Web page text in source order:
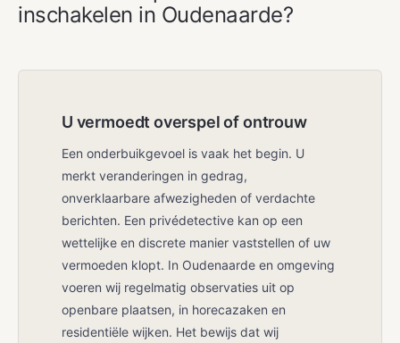
inschakelen in Oudenaarde?
U vermoedt overspel of ontrouw
Een onderbuikgevoel is vaak het begin. U
merkt veranderingen in gedrag,
onverklaarbare afwezigheden of verdachte
berichten. Een privédetective kan op een
wettelijke en discrete manier vaststellen of uw
vermoeden klopt. In Oudenaarde en omgeving
voeren wij regelmatig observaties uit op
openbare plaatsen, in horecazaken en
residentiële wijken. Het bewijs dat wij